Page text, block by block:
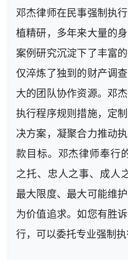
邓杰律师在民事强制执
植精研，多年来大量的
案例研究沉淀下了丰富
仅淬炼了独到的财产调
大的团队协作资源。邓
执行程序规则措施，定
决方案，凝聚合力推动
款目标。邓杰律师奉行
之托、忠人之事、成人
最大限度、最大可能维
为价值追求。如您有胜
行，可以委托专业强制执